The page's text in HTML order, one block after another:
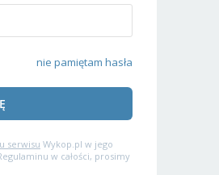
nie pamiętam hasła
serwisu Wykop.pl w jego
w całości, prosimy